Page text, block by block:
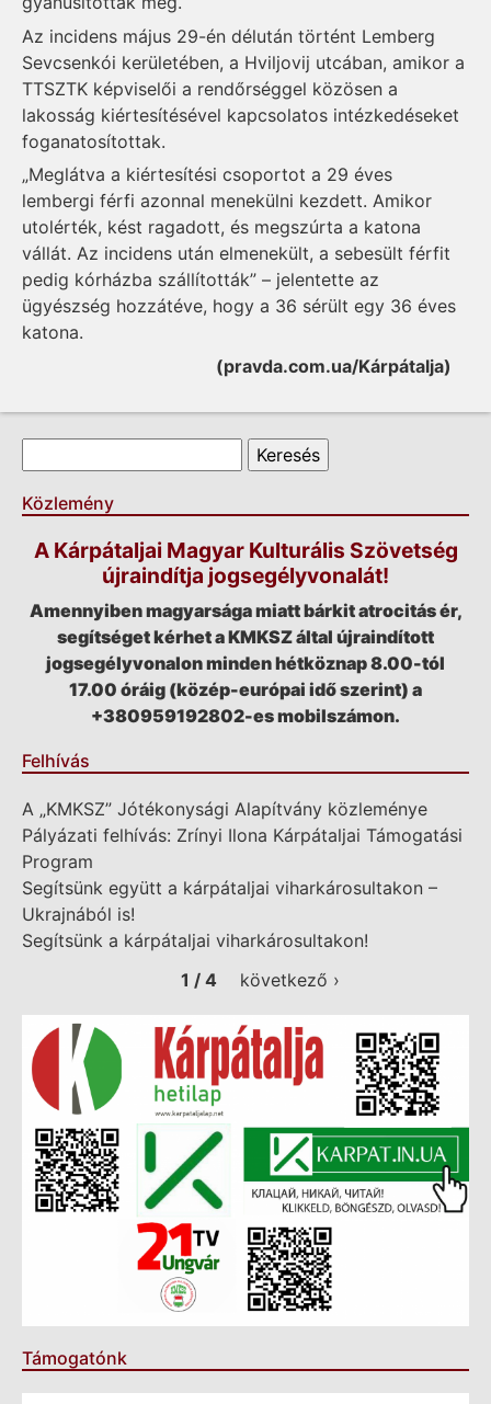
Az incidens május 29-én délután történt Lemberg
Sevcsenkói kerületében, a Hviljovij utcában, amikor a
TTSZTK képviselői a rendőrséggel közösen a
lakosság kiértesítésével kapcsolatos intézkedéseket
foganatosítottak.
„Meglátva a kiértesítési csoportot a 29 éves
lembergi férfi azonnal menekülni kezdett. Amikor
utolérték, kést ragadott, és megszúrta a katona
vállát. Az incidens után elmenekült, a sebesült férfit
pedig kórházba szállították” – jelentette az
ügyészség hozzátéve, hogy a 36 sérült egy 36 éves
katona.
(pravda.com.ua/Kárpátalja)
Keresés űrlap
Keresés
Közlemény
A Kárpátaljai Magyar Kulturális Szövetség
újraindítja jogsegélyvonalát!
Amennyiben magyarsága miatt bárkit atrocitás ér,
segítséget kérhet a KMKSZ által újraindított
jogsegélyvonalon minden hétköznap 8.00-tól
17.00 óráig (közép-európai idő szerint) a
+380959192802-es mobilszámon.
Felhívás
A „KMKSZ” Jótékonysági Alapítvány közleménye
Pályázati felhívás: Zrínyi Ilona Kárpátaljai Támogatási
Program
Segítsünk együtt a kárpátaljai viharkárosultakon –
Ukrajnából is!
Segítsünk a kárpátaljai viharkárosultakon!
1 / 4
következő ›
Támogatónk